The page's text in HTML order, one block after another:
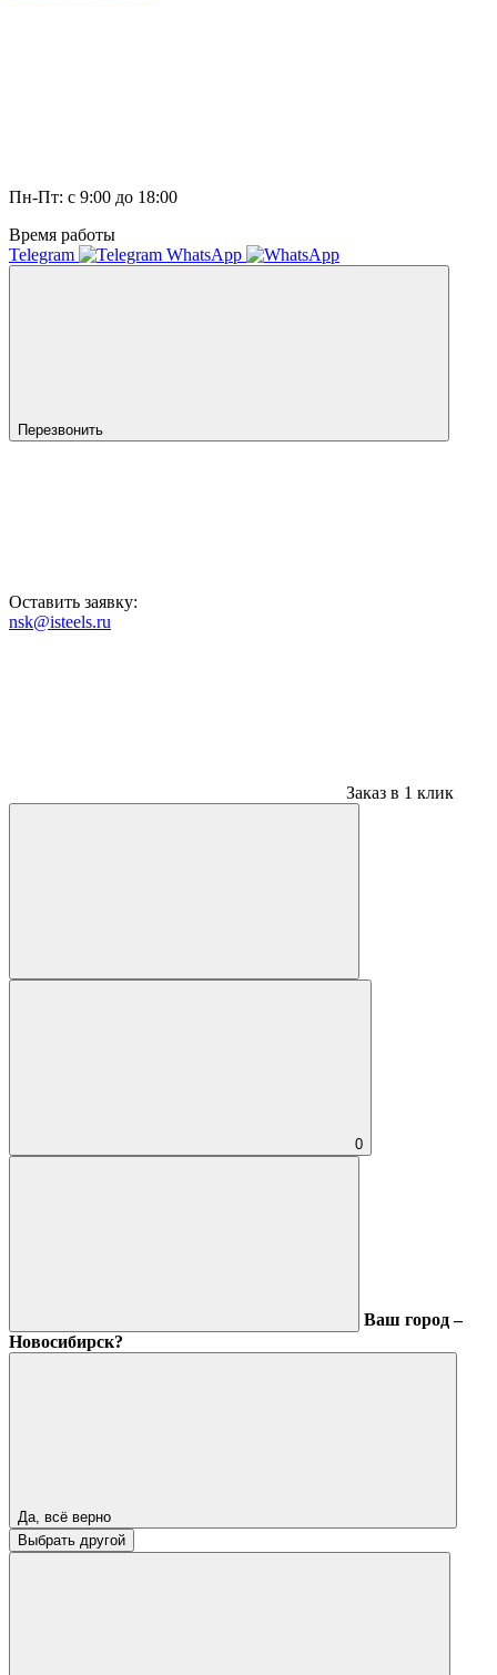
Пн-Пт: с 9:00 до 18:00
Время работы
Telegram
WhatsApp
Перезвонить
Оставить заявку:
nsk@isteels.ru
Заказ в 1 клик
0
Ваш город –
Новосибирск?
Да, всё верно
Выбрать другой